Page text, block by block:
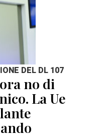
DEL DL 107
no di
La Ue